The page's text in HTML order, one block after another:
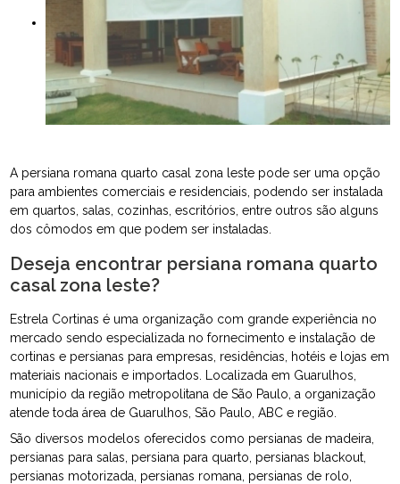
A persiana romana quarto casal zona leste pode ser uma opção
para ambientes comerciais e residenciais, podendo ser instalada
em quartos, salas, cozinhas, escritórios, entre outros são alguns
dos cômodos em que podem ser instaladas.
Deseja encontrar persiana romana quarto
casal zona leste?
Estrela Cortinas é uma organização com grande experiência no
mercado sendo especializada no fornecimento e instalação de
cortinas e persianas para empresas, residências, hotéis e lojas em
materiais nacionais e importados. Localizada em Guarulhos,
município da região metropolitana de São Paulo, a organização
atende toda área de Guarulhos, São Paulo, ABC e região.
São diversos modelos oferecidos como persianas de madeira,
persianas para salas, persiana para quarto, persianas blackout,
persianas motorizada, persianas romana, persianas de rolo,